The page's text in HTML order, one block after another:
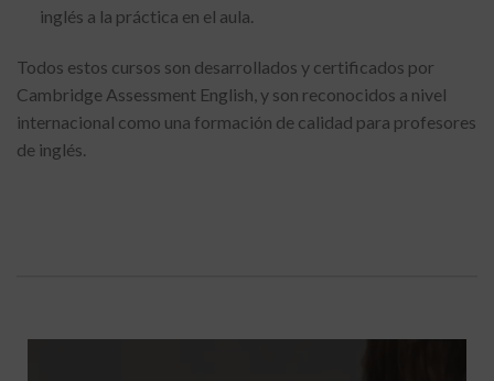
inglés a la práctica en el aula.
Todos estos cursos son desarrollados y certificados por
Cambridge Assessment English, y son reconocidos a nivel
internacional como una formación de calidad para profesores
de inglés.